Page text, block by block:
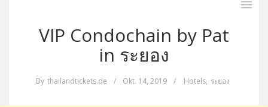
VIP Condochain by Pat
in ระยอง
By thailandtickets.de / Okt. 14, 2019 / Hotels, ระยอง